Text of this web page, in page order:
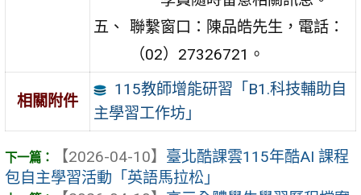
聯繫窗口：陳品皓先生，電話：
（02）27326721。
相關附件
115教師增能研習「B1.科技輔助自
主學習工作坊」
【2026-04-10】 臺北酷課雲115年酷AI 課程
包自主學習活動「英語馬拉松」